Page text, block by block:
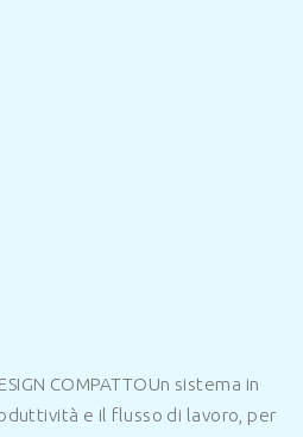
COMPATTOUn sistema in
e il flusso di lavoro, per